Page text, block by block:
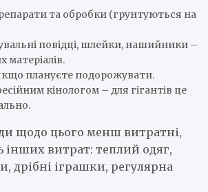
та обробки (грунтуються на
повідці, шлейки, нашийники –
матеріалів.
плануєте подорожувати.
кінологом – для гігантів це
щодо цього менш витратні,
інших витрат: теплий одяг,
дрібні іграшки, регулярна